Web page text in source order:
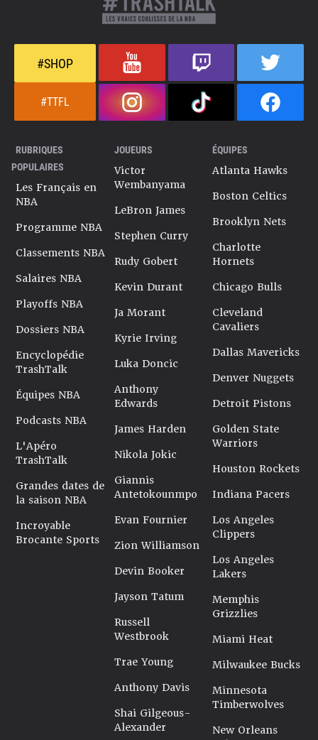
#SHOP
#TTFL
RUBRIQUES
POPULAIRES
Les Français en
NBA
Programme NBA
Classements NBA
Salaires NBA
Playoffs NBA
Dossiers NBA
Encyclopédie
TrashTalk
Équipes NBA
Podcasts NBA
L'Apéro
TrashTalk
Grandes dates de
la saison NBA
Incroyable
Brocante Sports
JOUEURS
Victor
Wembanyama
LeBron James
Stephen Curry
Rudy Gobert
Kevin Durant
Ja Morant
Kyrie Irving
Luka Doncic
Anthony
Edwards
James Harden
Nikola Jokic
Giannis
Antetokounmpo
Evan Fournier
Zion Williamson
Devin Booker
Jayson Tatum
Russell
Westbrook
Trae Young
Anthony Davis
Shai Gilgeous-
Alexander
ÉQUIPES
Atlanta Hawks
Boston Celtics
Brooklyn Nets
Charlotte
Hornets
Chicago Bulls
Cleveland
Cavaliers
Dallas Mavericks
Denver Nuggets
Detroit Pistons
Golden State
Warriors
Houston Rockets
Indiana Pacers
Los Angeles
Clippers
Los Angeles
Lakers
Memphis
Grizzlies
Miami Heat
Milwaukee Bucks
Minnesota
Timberwolves
New Orleans